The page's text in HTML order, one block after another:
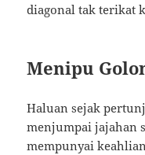
diagonal tak terikat
Menipu
Haluan sejak
menjumpai jajahan
mempunyai